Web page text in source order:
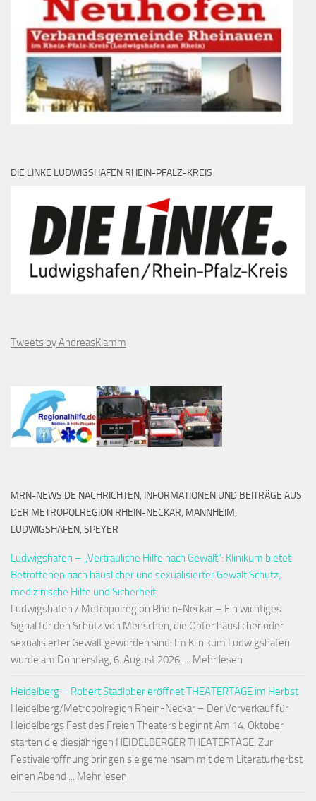
DIE LINKE LUDWIGSHAFEN RHEIN-PFALZ-KREIS
Tweets by AndreasKlamm
MRN-NEWS.DE NACHRICHTEN, INFORMATIONEN UND BEITRÄGE AUS
DER METROPOLREGION RHEIN-NECKAR, MANNHEIM,
LUDWIGSHAFEN, SPEYER
Ludwigshafen – „Vertrauliche Hilfe nach Gewalt“: Klinikum bietet
Betroffenen nach häuslicher und sexualisierter Gewalt Schutz,
medizinische Hilfe und Sicherheit
Ludwigshafen / Metropolregion Rhein-Neckar – Ein wichtiges
Signal für den Schutz von Menschen, die Opfer häuslicher oder
sexualisierter Gewalt geworden sind: Im Klinikum Ludwigshafen
wurde am Donnerstag, 6. August 2026, ... Mehr lesen
Heidelberg – Robert Stadlober eröffnet THEATERTAGE im Herbst
Heidelberg/Metropolregion Rhein-Neckar – Der Vorverkauf für
Heidelbergs Fest des Freien Theaters beginnt Am 14. Oktober
starten die diesjährigen HEIDELBERGER THEATERTAGE. Zur
Festivaleröffnung bringen sie gemeinsam mit dem Literaturherbst
einen Abend ... Mehr lesen